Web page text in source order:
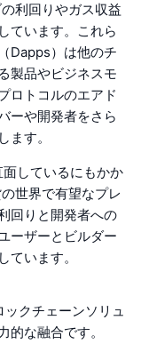
利回りやガス収益
ています。これら
Dapps）は他のチ
製品やビジネスモ
ロトコルのエアド
ーや開発者をさら
ます。
しているにもかか
世界で有望なプレ
回りと開発者への
ーザーとビルダー
います。
クチェーンソリュ
な融合です。